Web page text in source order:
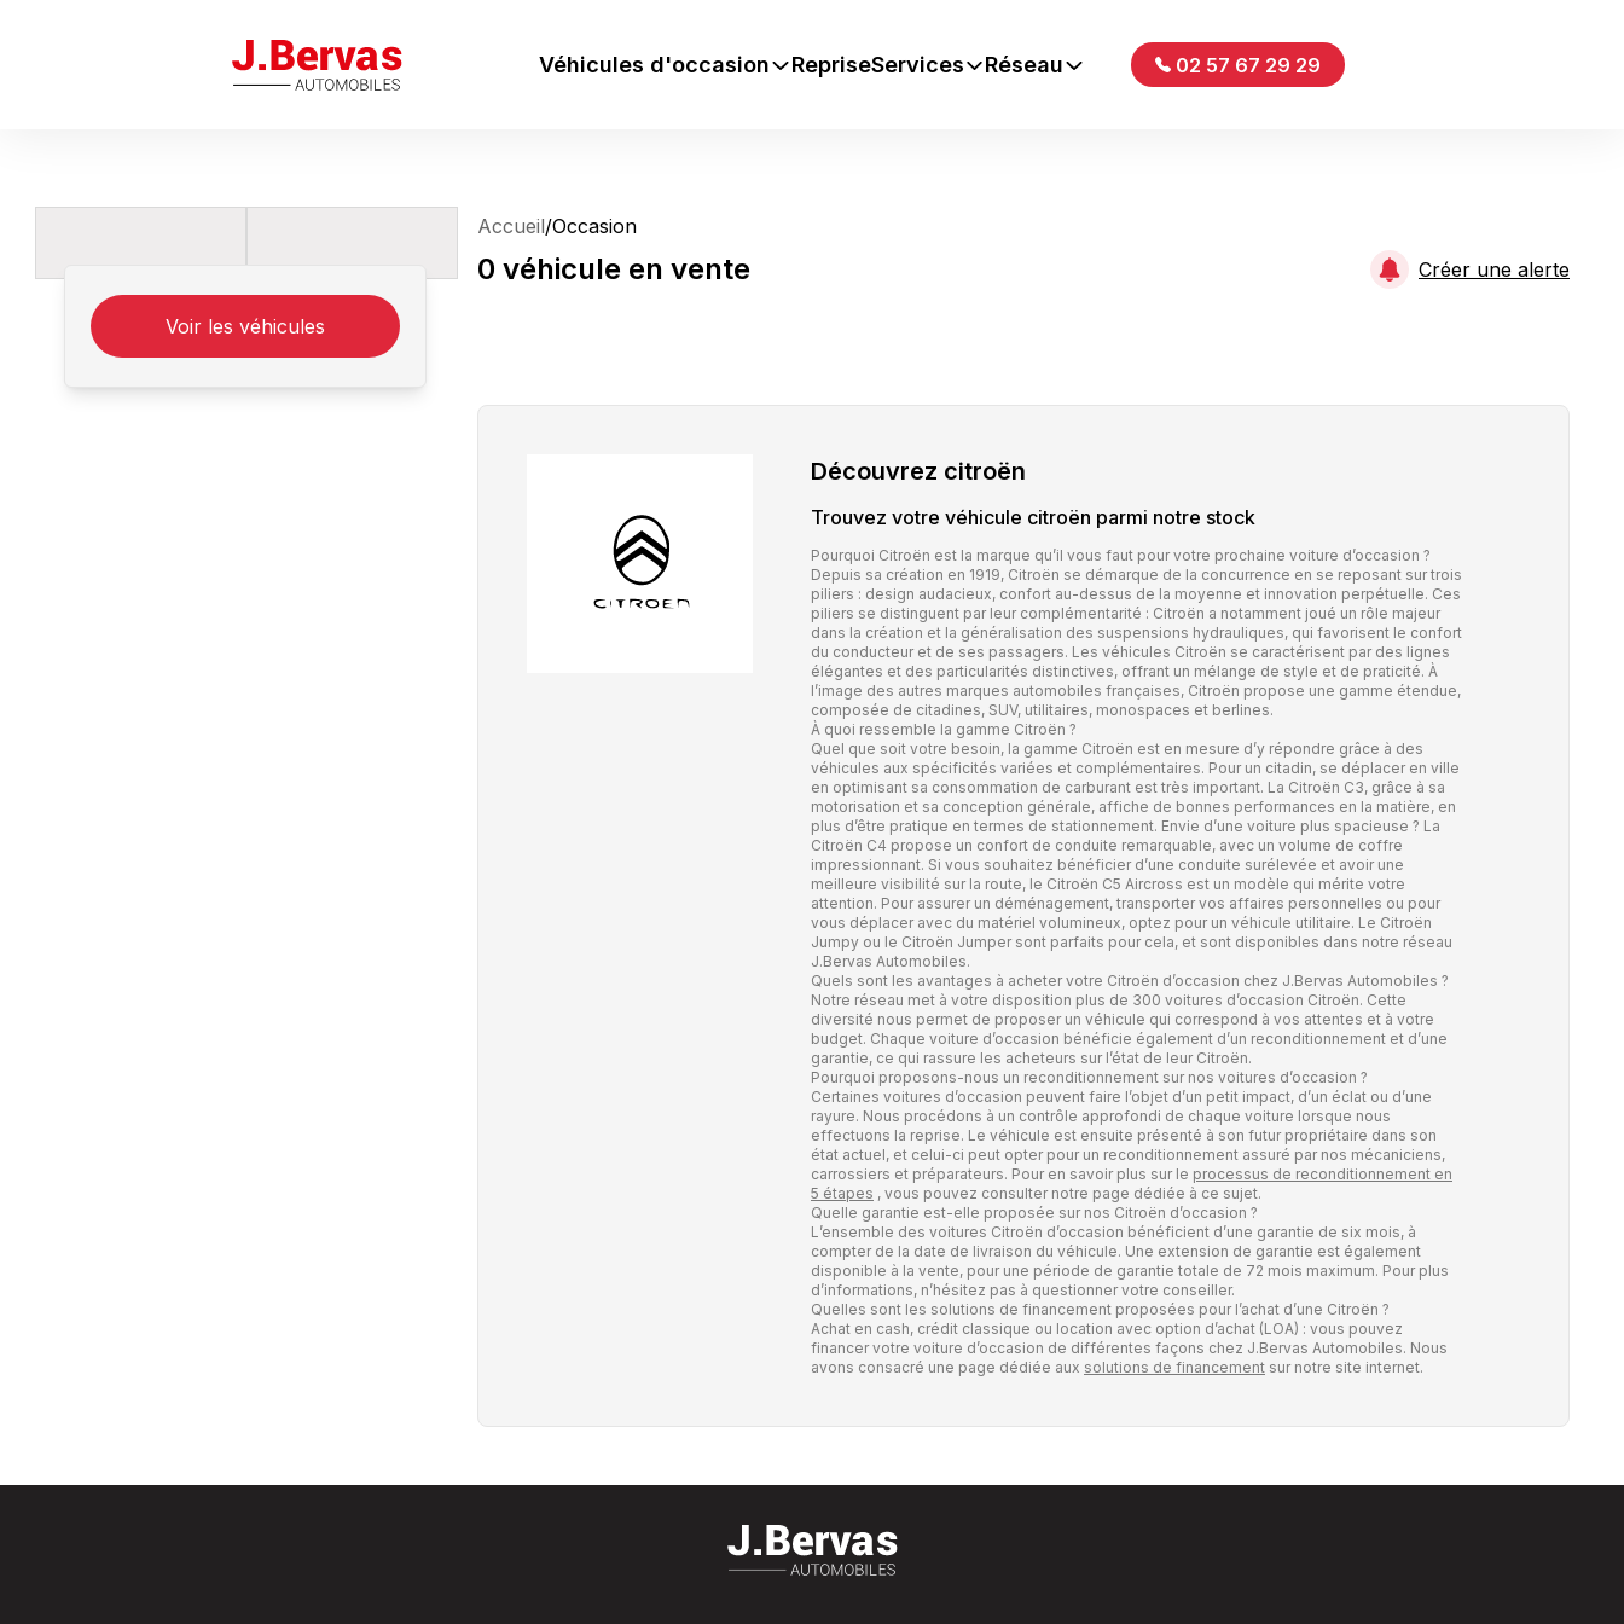
J.Bervas Véhicules d'occasion RepriseServices Réseau 02 57 67 29 29
Voir les véhicules
Accueil/Occasion
0 véhicule en vente Créer une alerte
Découvrez citroën
Trouvez votre véhicule citroën parmi notre stock
Pourquoi Citroën est la marque qu’il vous faut pour votre prochaine voiture d’occasion ?
Depuis sa création en 1919, Citroën se démarque de la concurrence en se reposant sur trois
piliers : design audacieux, confort au-dessus de la moyenne et innovation perpétuelle. Ces
piliers se distinguent par leur complémentarité : Citroën a notamment joué un rôle majeur
dans la création et la généralisation des suspensions hydrauliques, qui favorisent le confort
du conducteur et de ses passagers. Les véhicules Citroën se caractérisent par des lignes
élégantes et des particularités distinctives, offrant un mélange de style et de praticité. À
l’image des autres marques automobiles françaises, Citroën propose une gamme étendue,
composée de citadines, SUV, utilitaires, monospaces et berlines.
À quoi ressemble la gamme Citroën ?
Quel que soit votre besoin, la gamme Citroën est en mesure d’y répondre grâce à des
véhicules aux spécificités variées et complémentaires. Pour un citadin, se déplacer en ville
en optimisant sa consommation de carburant est très important. La Citroën C3, grâce à sa
motorisation et sa conception générale, affiche de bonnes performances en la matière, en
plus d’être pratique en termes de stationnement. Envie d’une voiture plus spacieuse ? La
Citroën C4 propose un confort de conduite remarquable, avec un volume de coffre
impressionnant. Si vous souhaitez bénéficier d’une conduite surélevée et avoir une
meilleure visibilité sur la route, le Citroën C5 Aircross est un modèle qui mérite votre
attention. Pour assurer un déménagement, transporter vos affaires personnelles ou pour
vous déplacer avec du matériel volumineux, optez pour un véhicule utilitaire. Le Citroën
Jumpy ou le Citroën Jumper sont parfaits pour cela, et sont disponibles dans notre réseau
J.Bervas Automobiles.
Quels sont les avantages à acheter votre Citroën d’occasion chez J.Bervas Automobiles ?
Notre réseau met à votre disposition plus de 300 voitures d’occasion Citroën. Cette
diversité nous permet de proposer un véhicule qui correspond à vos attentes et à votre
budget. Chaque voiture d’occasion bénéficie également d’un reconditionnement et d’une
garantie, ce qui rassure les acheteurs sur l’état de leur Citroën.
Pourquoi proposons-nous un reconditionnement sur nos voitures d’occasion ?
Certaines voitures d’occasion peuvent faire l’objet d’un petit impact, d’un éclat ou d’une
rayure. Nous procédons à un contrôle approfondi de chaque voiture lorsque nous
effectuons la reprise. Le véhicule est ensuite présenté à son futur propriétaire dans son
état actuel, et celui-ci peut opter pour un reconditionnement assuré par nos mécaniciens,
carrossiers et préparateurs. Pour en savoir plus sur le processus de reconditionnement en
5 étapes , vous pouvez consulter notre page dédiée à ce sujet.
Quelle garantie est-elle proposée sur nos Citroën d’occasion ?
L’ensemble des voitures Citroën d’occasion bénéficient d’une garantie de six mois, à
compter de la date de livraison du véhicule. Une extension de garantie est également
disponible à la vente, pour une période de garantie totale de 72 mois maximum. Pour plus
d’informations, n’hésitez pas à questionner votre conseiller.
Quelles sont les solutions de financement proposées pour l’achat d’une Citroën ?
Achat en cash, crédit classique ou location avec option d’achat (LOA) : vous pouvez
financer votre voiture d’occasion de différentes façons chez J.Bervas Automobiles. Nous
avons consacré une page dédiée aux solutions de financement sur notre site internet.